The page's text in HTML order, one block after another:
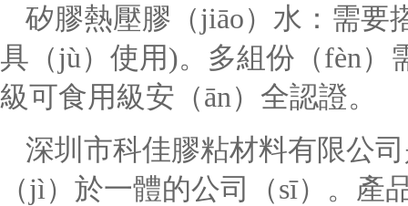
矽膠熱壓膠（jiāo）水：需要
具（jù）使用)。多組份（fèn）
級可食用級安（ān）全認證。
深圳市科佳膠粘材料有限公
（jì）於一體的公司（sī）。產